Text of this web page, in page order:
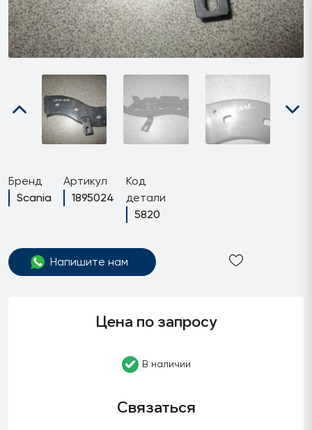
Бренд
Scania
Артикул
1895024
Код
детали
5820
Напишите нам
Цена по запросу
В наличии
Связаться